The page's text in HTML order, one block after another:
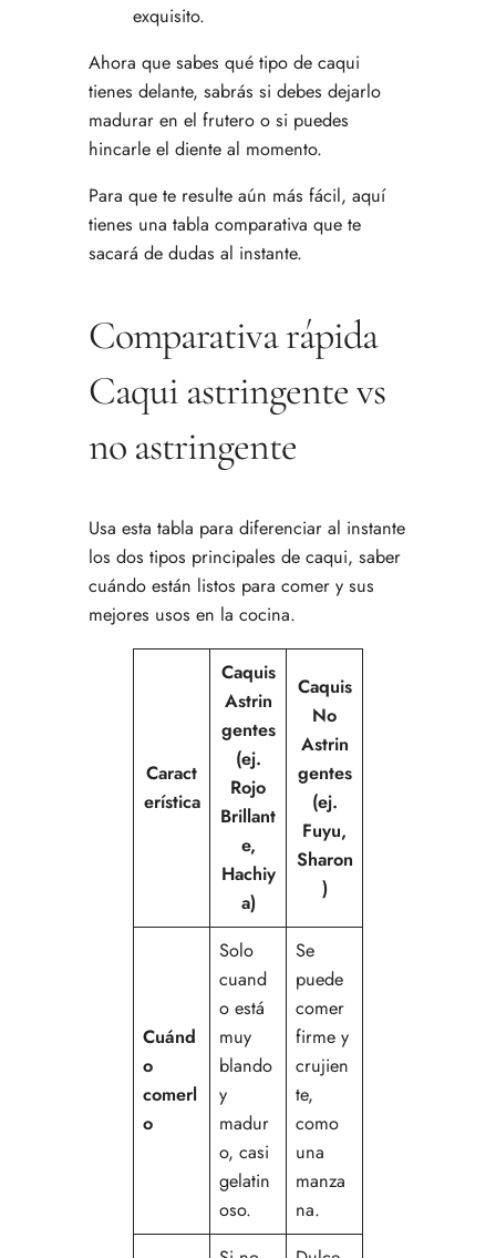
exquisito.
Ahora que sabes qué tipo de caqui
tienes delante, sabrás si debes dejarlo
madurar en el frutero o si puedes
hincarle el diente al momento.
Para que te resulte aún más fácil, aquí
tienes una tabla comparativa que te
sacará de dudas al instante.
Comparativa rápida
Caqui astringente vs
no astringente
Usa esta tabla para diferenciar al instante
los dos tipos principales de caqui, saber
cuándo están listos para comer y sus
mejores usos en la cocina.
Caract
erística
Caquis
Astrin
gentes
(ej.
Rojo
Brillant
e,
Hachiy
a)
Caquis
No
Astrin
gentes
(ej.
Fuyu,
Sharon
)
Cuánd
o
comerl
o
Solo
cuand
o está
muy
blando
y
madur
o, casi
gelatin
oso.
Se
puede
comer
firme y
crujien
te,
como
una
manza
na.